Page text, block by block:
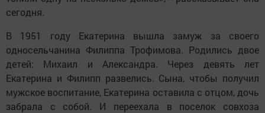
сегодня.
В 1951 году Екатерина вышла замуж за своего
односельчанина Филиппа Трофимова. Родились двое
детей: Михаил и Александра. Через девять лет
Екатерина и Филипп развелись. Сына, чтобы получил
мужское воспитание, Екатерина оставила с отцом, дочь
забрала с собой. И переехала в поселок совхоза